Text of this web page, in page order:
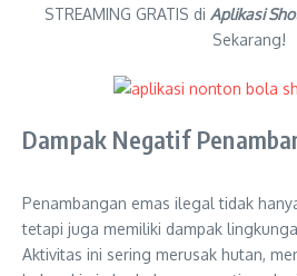
STREAMING GRATIS di Aplikasi
Sekarang!
Dampak Negatif
Penambangan emas ilegal tidak
tetapi juga memiliki dampak
Aktivitas ini sering merusak hutan,